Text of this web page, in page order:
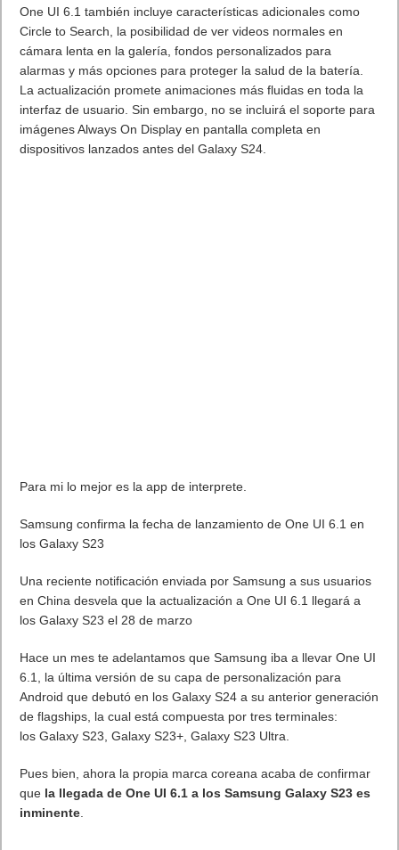
One UI 6.1 también incluye características adicionales como
Circle to Search, la posibilidad de ver videos normales en
cámara lenta en la galería, fondos personalizados para
alarmas y más opciones para proteger la salud de la batería.
La actualización promete animaciones más fluidas en toda la
interfaz de usuario. Sin embargo, no se incluirá el soporte para
imágenes Always On Display en pantalla completa en
dispositivos lanzados antes del Galaxy S24.
Para mi lo mejor es la app de interprete.
Samsung confirma la fecha de lanzamiento de One UI 6.1 en
los Galaxy S23
Una reciente notificación enviada por Samsung a sus usuarios
en China desvela que la actualización a One UI 6.1 llegará a
los Galaxy S23 el 28 de marzo
Hace un mes te adelantamos que Samsung iba a llevar One UI
6.1, la última versión de su capa de personalización para
Android que debutó en los Galaxy S24 a su anterior generación
de flagships, la cual está compuesta por tres terminales:
los Galaxy S23, Galaxy S23+, Galaxy S23 Ultra.
Pues bien, ahora la propia marca coreana acaba de confirmar
que la llegada de One UI 6.1 a los Samsung Galaxy S23 es
inminente